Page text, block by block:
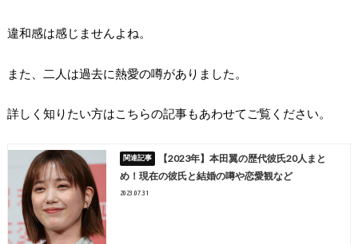
違和感は感じませんよね。
また、二人は過去に熱愛の噂がありました。
詳しく知りたい方はこちらの記事もあわせてご覧ください。
【2023年】本田翼の歴代彼氏20人まと
め！現在の彼氏と結婚の噂や恋愛観など
2023.07.31